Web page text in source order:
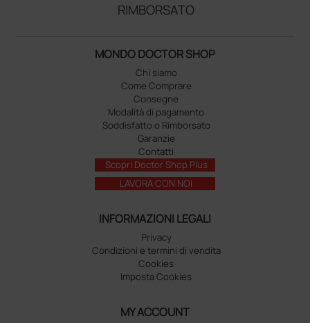
RIMBORSATO
MONDO DOCTOR SHOP
Chi siamo
Come Comprare
Consegne
Modalità di pagamento
Soddisfatto o Rimborsato
Garanzie
Contatti
Scopri Doctor Shop Plus
LAVORA CON NOI
INFORMAZIONI LEGALI
Privacy
Condizioni e termini di vendita
Cookies
Imposta Cookies
MY ACCOUNT